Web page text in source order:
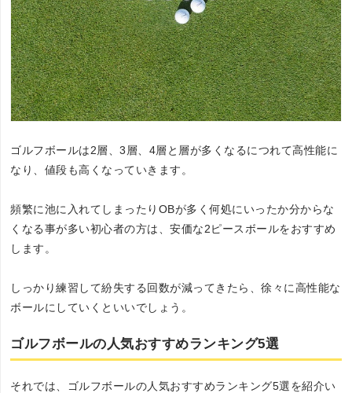
ゴルフボールは2層、3層、4層と層が多くなるにつれて高性能に
なり、値段も高くなっていきます。
頻繁に池に入れてしまったりOBが多く何処にいったか分からな
くなる事が多い初心者の方は、安価な2ピースボールをおすすめ
します。
しっかり練習して紛失する回数が減ってきたら、徐々に高性能な
ボールにしていくといいでしょう。
ゴルフボールの人気おすすめランキング5選
それでは、ゴルフボールの人気おすすめランキング5選を紹介い